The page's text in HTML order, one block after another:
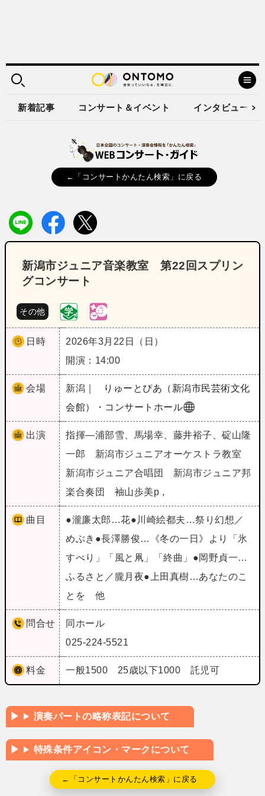
新着記事 コンサート＆イベント インタビュー
←「コンサートかんたん検索」に戻る
新潟市ジュニア音楽教室 第22回スプリン
グコンサート
その他
日時
2026年3月22日（日）
開演：14:00
会場 新潟｜
りゅーとぴあ（新潟市民芸術文化
会館）・コンサートホール
出演
指揮―浦部雪、馬場幸、藤井裕子、碇山隆
一郎 新潟市ジュニアオーケストラ教室
新潟市ジュニア合唱団 新潟市ジュニア邦
楽合奏団 袖山歩美p ,
曲目
●瀧廉太郎…花●川崎絵都夫…祭り幻想／
めぶき●長澤勝俊…《冬の一日》より「氷
すべり」「風と凧」「終曲」●岡野貞一…
ふるさと／朧月夜●上田真樹…あなたのこ
とを 他
問合せ
同ホール
025-224-5521
料金 一般1500 25歳以下1000 託児可
演奏パートの略称表記について
特殊条件アイコン・マークについて
←「コンサートかんたん検索」に戻る